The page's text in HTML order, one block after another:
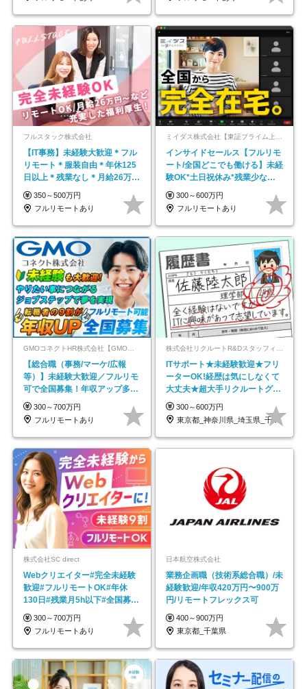
フルスタック株式会社
【IT事務】未経験大歓迎＊フル
リモート＊服装自由＊年休125
日以上＊残業なし＊月給26万円
以上
350～500万円
フルリモートあり
ミイダス株式会社【東証プライム上場パーソルグループ】
インサイドセールス【フルリモ
ート/全国どこでも働ける】未経
験OK*土日祝休み*残業少なめ*
在宅勤務手当あり
300～600万円
フルリモートあり
GMOコネクトHR株式会社【GMOインターネットグループ】
【総合職（事務/マーケ/広報
等）】未経験大歓迎／フルリモ
可で全国募集！年収アップ多数
★年休最大130日★
300～700万円
フルリモートあり
ITサポート★未経験歓迎★フリ
ーターOK!経歴は気にしなくて
大丈夫★超大手リクルートグル
ープの正社員/sg
300～600万円
東京都_神奈川県_埼玉県_千葉県_大阪府…
株式会社SC direct
Webクリエイター#完全未経験
歓迎#フルリモートOK#年休
130日#残業月5h以下#全国募集
#最大1年の研修
300～700万円
フルリモートあり
日本航空株式会社
業務企画職（技術系総合職）/未
経験歓迎/年収420万円〜900万
円/リモートフレックス可
400～900万円
東京都_千葉県